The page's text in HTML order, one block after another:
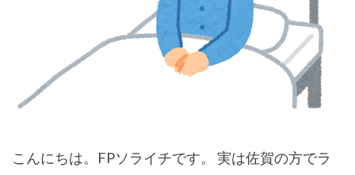
こんにちは。FPソライチです。 実は佐賀の方でラ